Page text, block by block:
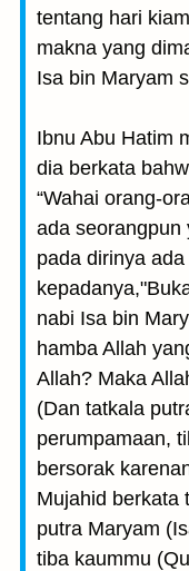
tentang hari
makna yang
Isa bin Maryam
Ibnu Abu Hatim
dia berkata
“Wahai orang-
ada seorangpun
pada dirinya
nabi Isa bin
hamba Allah
Allah? Maka
(Dan tatkala
perumpamaan,
bersorak
Mujahid berkata
putra Maryam
tiba kaummu